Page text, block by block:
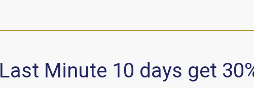
Last Minute 10 days get